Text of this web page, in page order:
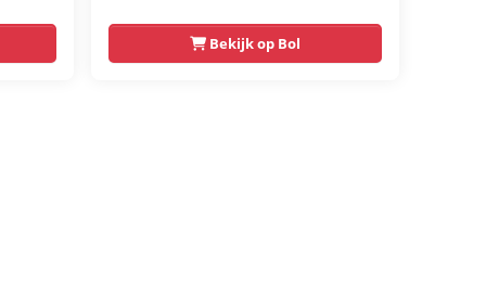
Vering & Demping – Extra
Soepel & Stil – Verstelbaar
Bekijk op Bol